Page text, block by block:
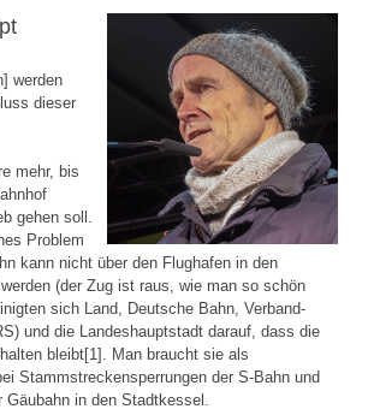
werden
dieser
mehr, bis
gehen soll.
Problem
kann nicht über den Flughafen in den
(der Zug ist raus, wie man so schön
sich Land, Deutsche Bahn, Verband-
und die Landeshauptstadt darauf, dass die
bleibt[1]. Man braucht sie als
Stammstreckensperrungen der S-Bahn und
Gäubahn in den Stadtkessel.